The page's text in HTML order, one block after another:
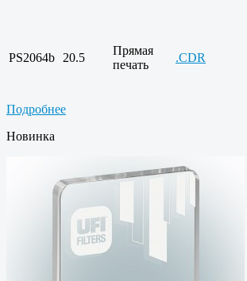
PS2064b 20.5
Прямая
печать
.CDR
Подробнее
Новинка